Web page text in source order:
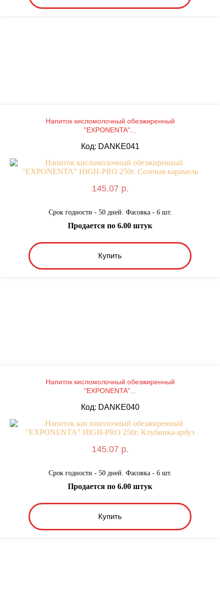
Напиток кисломолочный обезжиренный
"EXPONENTA"...
Код: DANKE041
145.07 р.
Срок годности - 50 дней. Фасовка - 6 шт.
Купить
Продается по 6.00 штук
Напиток кисломолочный обезжиренный
"EXPONENTA"...
Код: DANKE040
145.07 р.
Срок годности - 50 дней. Фасовка - 6 шт.
Купить
Продается по 6.00 штук